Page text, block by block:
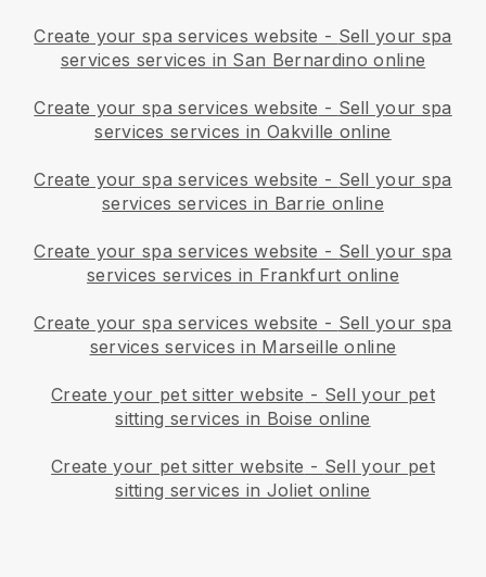
Create your spa services website - Sell your spa
services services in San Bernardino online
Create your spa services website - Sell your spa
services services in Oakville online
Create your spa services website - Sell your spa
services services in Barrie online
Create your spa services website - Sell your spa
services services in Frankfurt online
Create your spa services website - Sell your spa
services services in Marseille online
Create your pet sitter website - Sell your pet
sitting services in Boise online
Create your pet sitter website - Sell your pet
sitting services in Joliet online